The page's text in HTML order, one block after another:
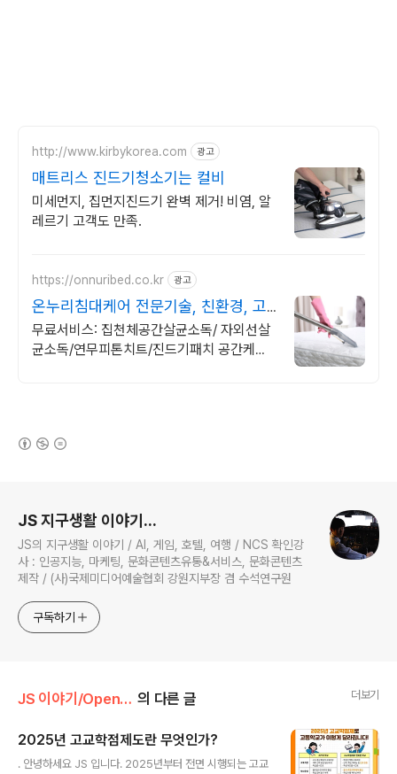
http://www.kirbykorea.com 광고
매트리스 진드기청소기는 컬비
미세먼지, 집먼지진드기 완벽 제거! 비염, 알
레르기 고객도 만족.
https://onnuribed.co.kr 광고
온누리침대케어 전문기술, 친환경, 고
객만족
무료서비스: 집천체공간살균소독/ 자외선살
균소독/연무피톤치트/진드기패치 공간케어,
JS 지구생활 이야기...
JS의 지구생활 이야기 / AI, 게임, 호텔, 여행 / NCS 확인강
사 : 인공지능, 마케팅, 문화콘텐츠유통&서비스, 문화콘텐츠
제작 / (사)국제미디어예술협회 강원지부장 겸 수석연구원
구독하기
JS 이야기/Open AI 의 다른 글 더보기
​2025년 고교학점제도란 무엇인가?
. 안녕하세요 JS 입니다. 2025년부터 전면 시행되는 고교